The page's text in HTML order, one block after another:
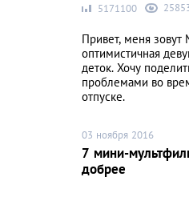
5171100
Привет, меня
оптимистичная
деток. Хочу
проблемами во
отпуске.
03 ноября 2016
7 мини-
добрее